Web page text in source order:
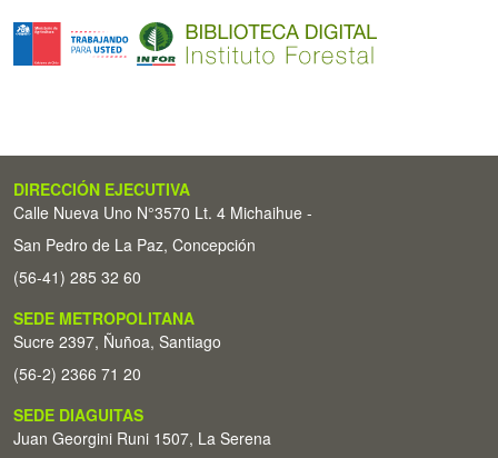
DIRECCIÓN EJECUTIVA
Calle Nueva Uno N°3570 Lt. 4 Michaihue -
San Pedro de La Paz, Concepción
(56-41) 285 32 60
SEDE METROPOLITANA
Sucre 2397, Ñuñoa, Santiago
(56-2) 2366 71 20
SEDE DIAGUITAS
Juan Georgini Runi 1507, La Serena